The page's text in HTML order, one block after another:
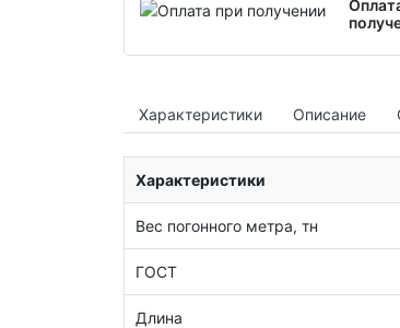
Характеристики Описание
Характеристики
Вес погонного метра, тн
ГОСТ
Длина